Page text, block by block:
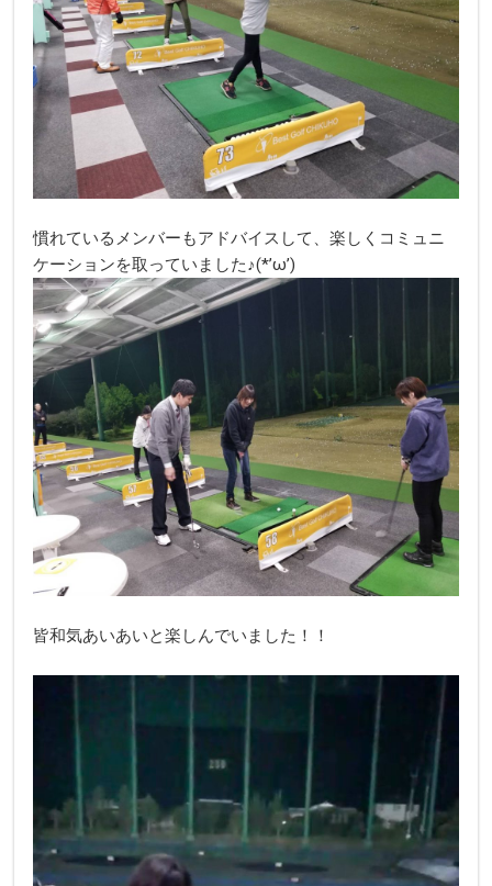
慣れているメンバーもアドバイスして、楽しくコミュニ
ケーションを取っていました♪(*’ω’)
皆和気あいあいと楽しんでいました！！